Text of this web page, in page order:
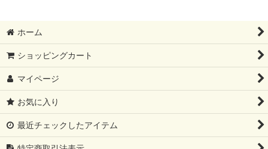
ホーム
ショッピングカート
マイページ
お気に入り
最近チェックしたアイテム